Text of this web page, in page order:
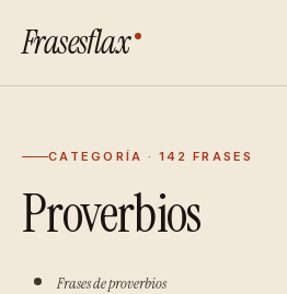
Frasesflax
CATEGORÍA · 142 FRASES
Proverbios
Frases de proverbios